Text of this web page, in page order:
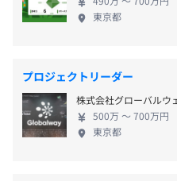
エンド)・テスト
┗開発環境：HTML、CSS
React、GitHub
┗工程：要件定義・設計・
■大手求人サイトのWEBシ
札幌市営地下鉄東西線西１
<大通公園沿いの明るく気
・介護休暇
《入社時引越費用補助制度あ
ご入社時に北海道外からの
でのマネジャー」を目指す方 是非ご応募お待ち
おります！
東京都
プロジェクトリーダー
株式会社グローバルウ
500万 〜 700万円
東京都